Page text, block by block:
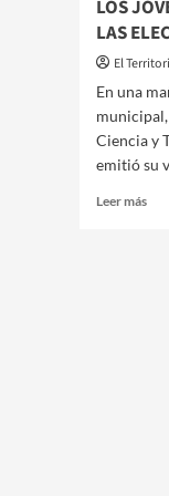
LOS
LAS
El
​​En una
Ciencia y
emitió su
Leer másLeer